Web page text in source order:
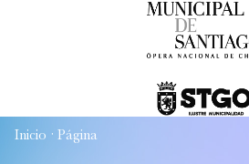
FamFest - Onheama (Brasil)
Inicio · Página